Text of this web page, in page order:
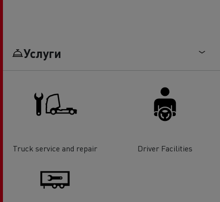
Услуги
Truck service and repair Driver Facilities